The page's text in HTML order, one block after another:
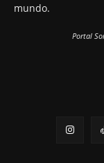
mundo.
Portal